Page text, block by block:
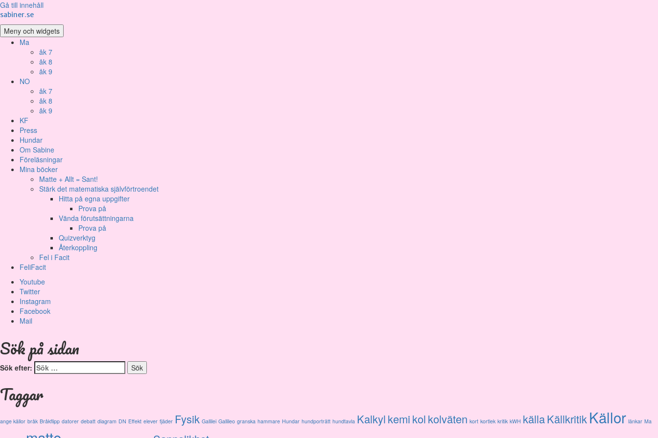
Gå till innehåll
sabiner.se
Meny och widgets
Ma
åk 7
åk 8
åk 9
NO
åk 7
åk 8
åk 9
KF
Press
Hundar
Om Sabine
Föreläsningar
Mina böcker
Matte + Allt = Sant!
Stärk det matematiska självförtroendet
Hitta på egna uppgifter
Prova på
Vända förutsättningarna
Prova på
Quizverktyg
Återkoppling
Fel i Facit
FeliFacit
Youtube
Twitter
Instagram
Facebook
Mail
Sök på sidan
Sök efter:
Taggar
ange källor bråk Bråkflipp datorer debatt diagram DN Effekt elever fjäder Fysik Gallilei Gallileo granska hammare Hundar hundporträtt hundtavla Kalkylkemikolkolväten kort kortlek kritik kWH källaKällkritikKällor länkar Ma